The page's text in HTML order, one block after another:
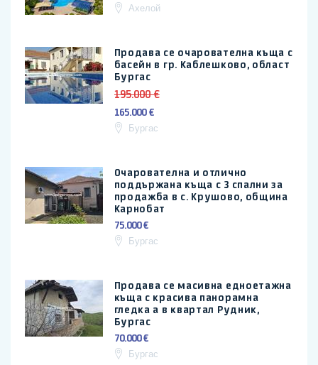
Ахелой
Продава се очарователна къща с
басейн в гр. Каблешково, област
Бургас
195.000 €
165.000 €
Бургас
Очарователна и отлично
поддържана къща с 3 спални за
продажба в с. Крушово, община
Карнобат
75.000 €
Бургас
Продава се масивна едноетажна
къща с красива панорамна
гледка а в квартал Рудник,
Бургас
70.000 €
Бургас